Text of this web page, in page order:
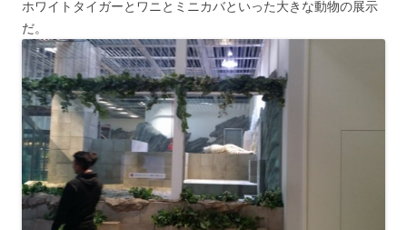
ホワイトタイガーとワニとミニカバといった大きな動物の展示
だ。